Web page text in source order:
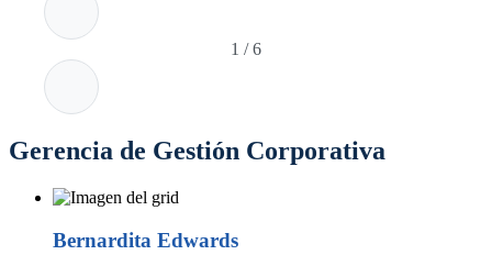
1 /6
Gerencia de Gestión Corporativa
Bernardita Edwards